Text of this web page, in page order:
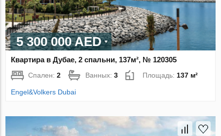
5 300 000 AED
Квартира в Дубае, 2 спальни, 137м², № 120305
Спален:2 Ванных:3 Площадь: 137 м²
Engel&Volkers Dubai